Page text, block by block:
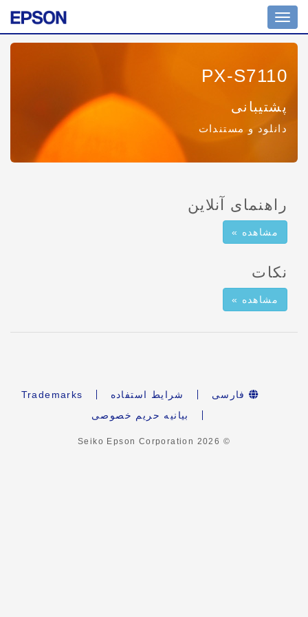
Toggle
navigation
PX-S7110
پشتیبانی
دانلود و مستندات
راهنمای آنلاین
مشاهده »
نکات
مشاهده »
فارسی شرایط استفاده
Trademarks
بیانیه حریم خصوصی
© Seiko Epson Corporation
2026